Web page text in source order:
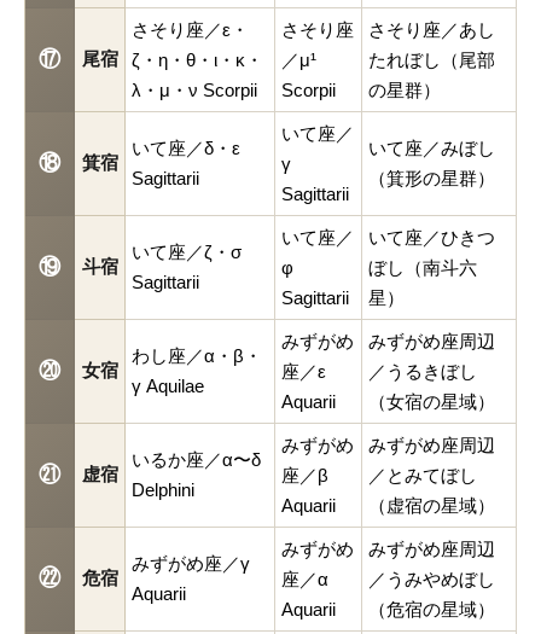
⑰ 尾宿
さそり座／ε・
ζ・η・θ・ι・κ・
λ・μ・ν Scorpii
さそり座
／μ¹
Scorpii
さそり座／あし
たれぼし（尾部
の星群）
⑱ 箕宿
いて座／δ・ε
Sagittarii
いて座／
γ
Sagittarii
いて座／みぼし
（箕形の星群）
⑲ 斗宿
いて座／ζ・σ
Sagittarii
いて座／
φ
Sagittarii
いて座／ひきつ
ぼし（南斗六
星）
⑳ 女宿
わし座／α・β・
γ Aquilae
みずがめ
座／ε
Aquarii
みずがめ座周辺
／うるきぼし
（女宿の星域）
㉑ 虚宿
いるか座／α〜δ
Delphini
みずがめ
座／β
Aquarii
みずがめ座周辺
／とみてぼし
（虚宿の星域）
㉒ 危宿
みずがめ座／γ
Aquarii
みずがめ
座／α
Aquarii
みずがめ座周辺
／うみやめぼし
（危宿の星域）